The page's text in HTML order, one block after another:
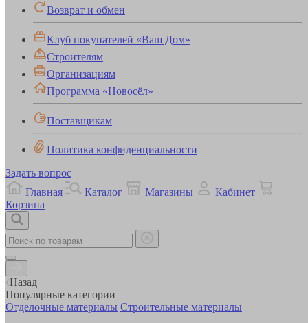
Возврат и обмен
Клуб покупателей «Ваш Дом»
Строителям
Организациям
Программа «Новосёл»
Поставщикам
Политика конфиденциальности
Задать вопрос
Главная
Каталог Магазины
Кабинет
Корзина
Назад
Популярные категории
Отделочные материалы Строительные материалы